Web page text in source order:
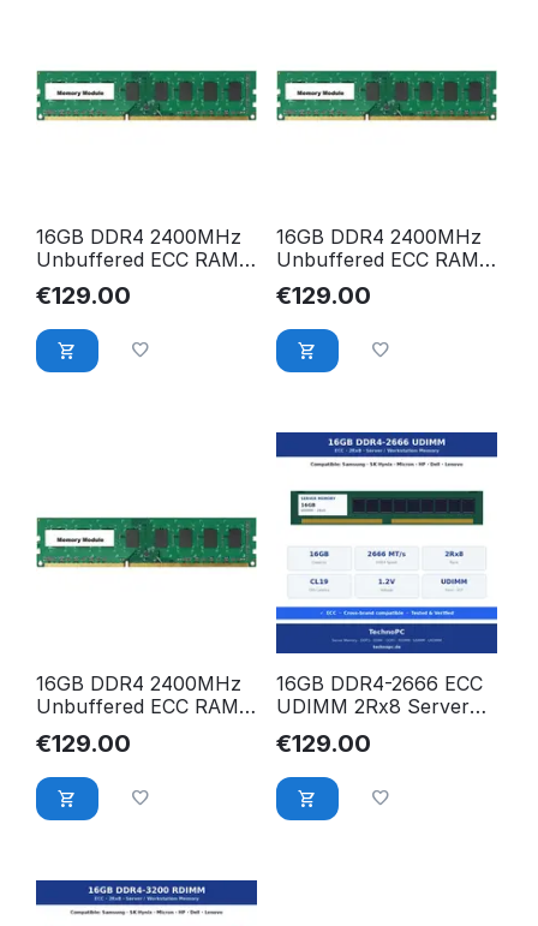
16GB DDR4 2400MHz
Unbuffered ECC RAM
für Dell PowerEdge
R230 R330 T310 T330
€129.00
16GB DDR4 2400MHz
Unbuffered ECC RAM
für Dell Precision
Workstation T3420
T3620
€129.00
16GB DDR4 2400MHz
Unbuffered ECC RAM
für HPE ProLiant ML30
Gen10 Server 879507-
B21
€129.00
16GB DDR4-2666 ECC
UDIMM 2Rx8 Server
RAM – Samsung,
Hynix, Micron, HP,
Dell, Lenovo
kompatibel
€129.00